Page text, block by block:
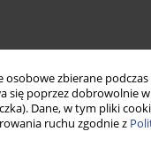
osobowe zbierane
się poprzez dobrowolnie
Dane, w tym pliki
ruchu zgodnie z